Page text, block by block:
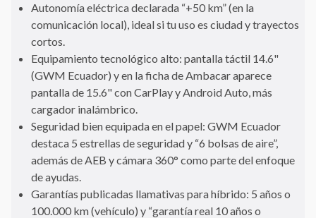
Autonomía eléctrica declarada “+50 km” (en la
comunicación local), ideal si tu uso es ciudad y trayectos
cortos.
Equipamiento tecnológico alto: pantalla táctil 14.6"
(GWM Ecuador) y en la ficha de Ambacar aparece
pantalla de 15.6" con CarPlay y Android Auto, más
cargador inalámbrico.
Seguridad bien equipada en el papel: GWM Ecuador
destaca 5 estrellas de seguridad y “6 bolsas de aire”,
además de AEB y cámara 360° como parte del enfoque
de ayudas.
Garantías publicadas llamativas para híbrido: 5 años o
100.000 km (vehículo) y “garantía real 10 años o